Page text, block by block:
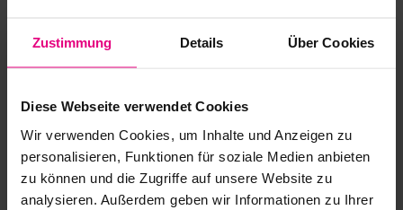
Zustimmung Details Über Cookies
Diese Webseite verwendet Cookies
Wir verwenden Cookies, um Inhalte und Anzeigen zu
personalisieren, Funktionen für soziale Medien anbieten
zu können und die Zugriffe auf unsere Website zu
analysieren. Außerdem geben wir Informationen zu Ihrer